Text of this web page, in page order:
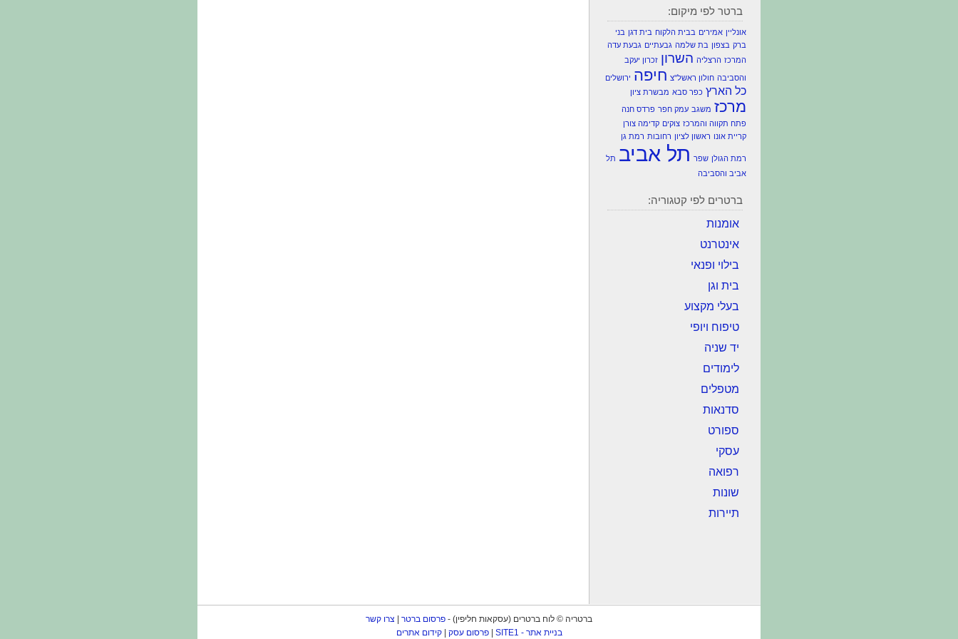
ברטר לפי מיקום:
אונליין אמירים בבית הלקוח בית דגן בני
ברק בצפון בת שלמה גבעתיים גבעת עדה
המרכז הרצליה השרון זכרון יעקב
והסביבה חולון ראשל"צ חיפה ירושלים
כל הארץ כפר סבא מבשרת ציון
מרכז משגב עמק חפר פרדס חנה
פתח תקווה והמרכז צוקים קדימה צורן
קריית אונו ראשון לציון רחובות רמת גן
רמת הגולן שפר תל אביב תל
אביב והסביבה
ברטרים לפי קטגוריה:
אומנות
אינטרנט
בילוי ופנאי
בית וגן
בעלי מקצוע
טיפוח ויופי
יד שניה
לימודים
מטפלים
סדנאות
ספורט
עסקי
רפואה
שונות
תיירות
ברטריה © לוח ברטרים (עסקאות חליפין) - פרסום ברטר
צרו קשר
בניית אתר - SITE1
|פרסום עסק |קידום אתרים